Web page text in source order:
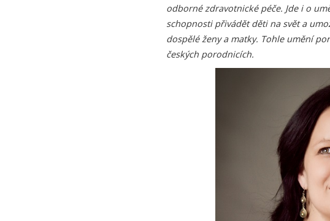
odborné zdravotnické péče. Jde i o
schopnosti přivádět děti na svět a
dospělé ženy a matky. Tohle umění
českých porodnicích.